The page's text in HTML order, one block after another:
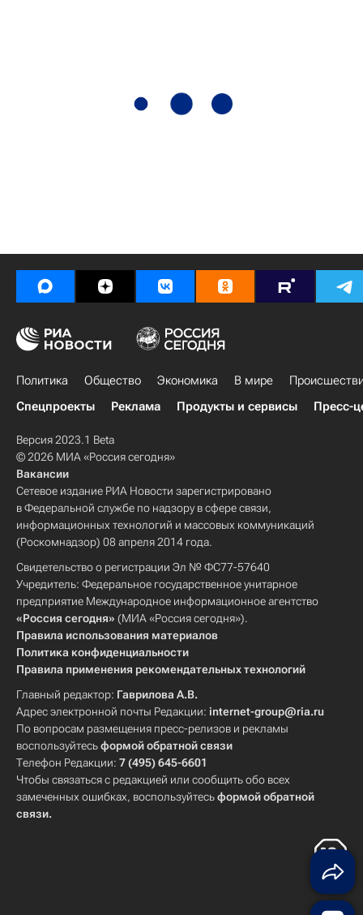
Политика Общество Экономика В мире
Спецпроекты
Реклама Продукты и сервисы Пресс-
Версия 2023.1 Beta
© 2026 МИА «Россия сегодня»
Вакансии
Сетевое издание РИА Новости зарегистрировано
в Федеральной службе по надзору в сфере связи,
информационных технологий и массовых коммуникаций
(Роскомнадзор) 08 апреля 2014 года.
Свидетельство о регистрации Эл № ФС77-57640
Учредитель: Федеральное государственное унитарное
предприятие Международное информационное агентство
«Россия сегодня» (МИА «Россия сегодня»).
Правила использования материалов
Политика конфиденциальности
Правила применения рекомендательных технологий
Главный редактор: Гаврилова А.В.
Адрес электронной почты Редакции: internet-group@ria.ru
По вопросам размещения пресс-релизов и рекламы
воспользуйтесьформой обратной связи
Телефон Редакции: 7 (495) 645-6601
Чтобы связаться с редакцией или сообщить обо всех
замеченных ошибках, воспользуйтесьформой обратной
связи.